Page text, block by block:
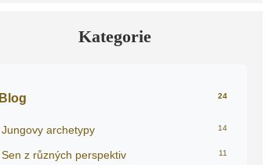
Kategorie
Blog 24
Jungovy archetypy 14
Sen z různých perspektiv 11